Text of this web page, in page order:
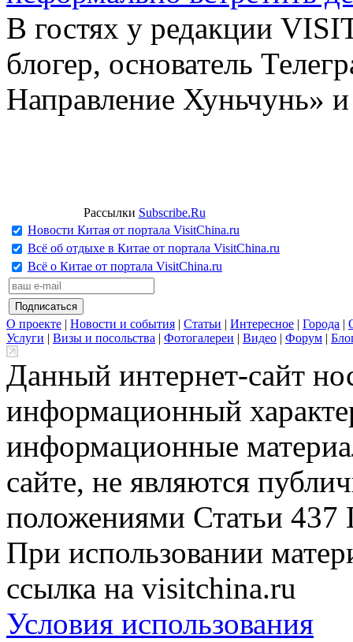
В гостях у редакции
блогер, основатель
Направление Хуньчунь»
Рассылки Subscribe.Ru
Новости Китая от портала VisitChina.ru
Всё об отдыхе в Китае от портала VisitChina.ru
Всё о Китае от портала VisitChina.ru
О проекте | Новости и события | Статьи | Интересное | Города |
Услуги | Визы и посольства | Фотогалереи | Видео | Форум |
Данный интернет-сайт
информационный
информационные
сайте, не являются
положениями Статьи 437
При использовании
ссылка на visitchina.ru
Условия использования